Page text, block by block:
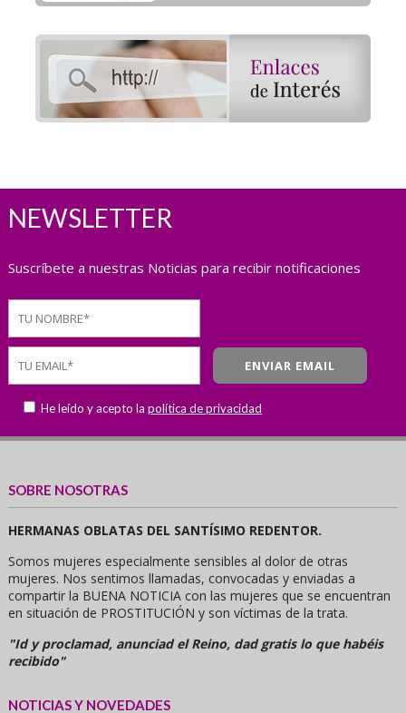
NEWSLETTER
Suscríbete a nuestras Noticias para recibir notificaciones
He leído y acepto la política de privacidad
SOBRE NOSOTRAS
HERMANAS OBLATAS DEL SANTÍSIMO REDENTOR.
Somos mujeres especialmente sensibles al dolor de otras
mujeres. Nos sentimos llamadas, convocadas y enviadas a
compartir la BUENA NOTICIA con las mujeres que se encuentran
en situación de PROSTITUCIÓN y son víctimas de la trata.
"Id y proclamad, anunciad el Reino, dad gratis lo que habéis
recibido"
NOTICIAS Y NOVEDADES